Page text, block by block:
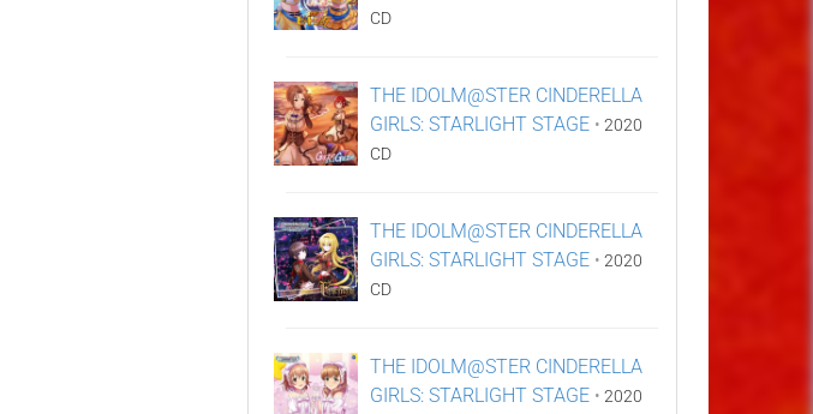
CD
THE IDOLM@STER CINDERELLA
GIRLS: STARLIGHT STAGE • 2020
CD
THE IDOLM@STER CINDERELLA
GIRLS: STARLIGHT STAGE • 2020
CD
THE IDOLM@STER CINDERELLA
GIRLS: STARLIGHT STAGE • 2020